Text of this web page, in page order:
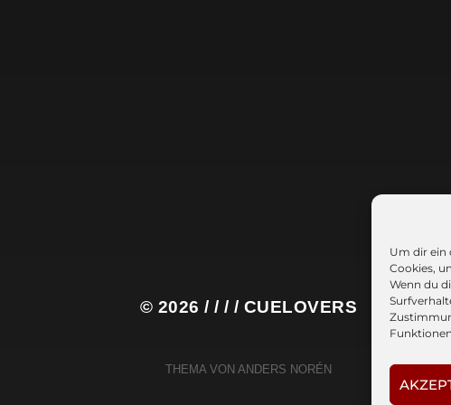
Um dir ein
Cookies,
Wenn du
© 2026/ / / / CUELOVERS
THEMA VON ANDERS NORÉN